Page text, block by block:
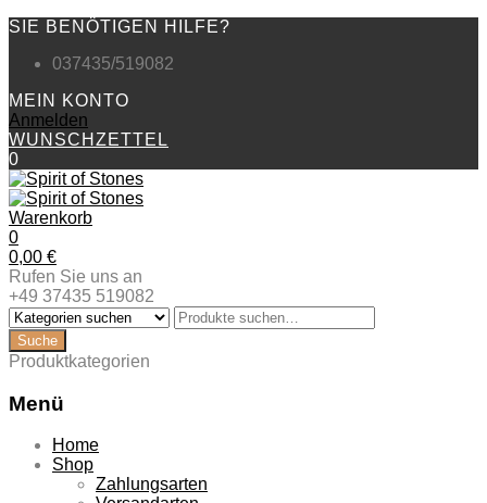
SIE BENÖTIGEN HILFE?
037435/519082
MEIN KONTO
Anmelden
WUNSCHZETTEL
0
Warenkorb
0
0,00 €
Rufen Sie uns an
+49 37435 519082
Produktkategorien
Menü
Zum
Inhalt
Home
Shop
Zahlungsarten